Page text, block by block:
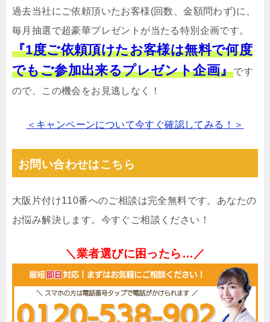
過去当社にご依頼頂いたお客様(回数、金額問わず)に、
毎月抽選で超豪華プレゼントが当たる特別企画です。
『1度ご依頼頂けたお客様は無料で何度
でもご参加出来るプレゼント企画』です
ので、この機会をお見逃しなく！
＜キャンペーンについて今すぐ確認してみる！＞
お問い合わせはこちら
大阪片付け110番へのご相談は完全無料です。あなたの
お悩み解決します。今すぐご相談ください！
＼業者選びに困ったら…／